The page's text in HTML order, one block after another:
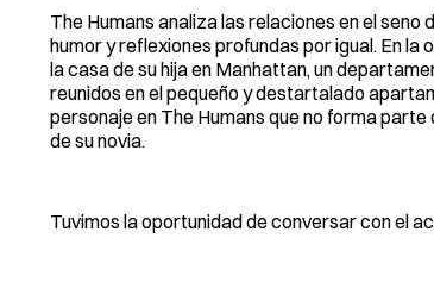
The Humans analiza las relaciones en el
humor y reflexiones profundas por igual. En la
la casa de su hija en Manhattan, un
reunidos en el pequeño y destartalado
personaje en The Humans que no forma parte
de su novia.
Tuvimos la oportunidad de conversar con el